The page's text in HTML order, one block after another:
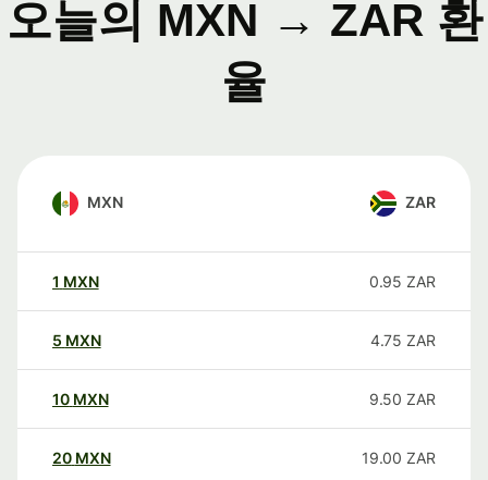
오늘의 MXN → ZAR 환
율
MXN ZAR
1 MXN 0.95 ZAR
5 MXN 4.75 ZAR
10 MXN 9.50 ZAR
20 MXN 19.00 ZAR